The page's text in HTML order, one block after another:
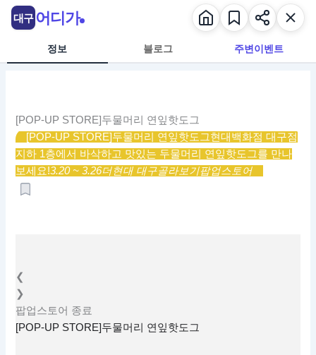
정보 블로그 주변이벤트
[POP-UP STORE]두물머리 연잎핫도그
[POP-UP STORE]두물머리 연잎핫도그현대백화점 대구점
지하 1층에서 바삭하고 맛있는 두물머리 연잎핫도그를 만나
보세요!3.20 ~ 3.26더현대 대구골라보기팝업스토어
❮
❯
팝업스토어 종료
[POP-UP STORE]두물머리 연잎핫도그
대구 어디가